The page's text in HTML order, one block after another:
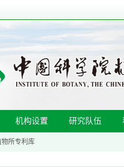
机构设置 研究队伍
物所专利库